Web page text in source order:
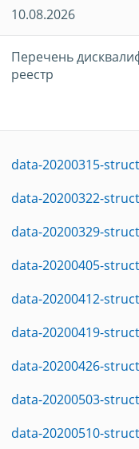
10.08.2026
Перечень
реестр
data-20200315-
data-20200322-
data-20200329-
data-20200405-
data-20200412-
data-20200419-
data-20200426-
data-20200503-
data-20200510-